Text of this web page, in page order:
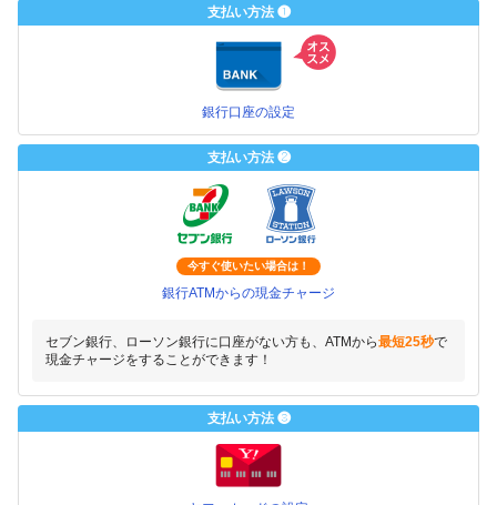
支払い方法 ❶
銀行口座の設定
支払い方法 ❷
今すぐ使いたい場合は！
銀行ATMからの現金チャージ
セブン銀行、ローソン銀行に口座がない方も、ATMから最短25秒で
現金チャージをすることができます！
支払い方法 ❸